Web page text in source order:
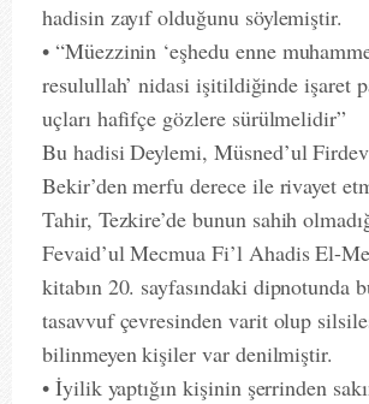
hadisin zayıf olduğunu söylemiştir.
• “Müezzinin ‘eşhedu enne
resulullah’ nidasi işitildiğinde işaret
uçları hafifçe gözlere sürülmelidir”
Bu hadisi Deylemi, Müsned’ul
Bekir’den merfu derece ile rivayet
Tahir, Tezkire’de bunun sahih
Fevaid’ul Mecmua Fi’l Ahadis El-
kitabın 20. sayfasındaki dipnotunda
tasavvuf çevresinden varit olup
bilinmeyen kişiler var denilmiştir.
• İyilik yaptığın kişinin şerrinden